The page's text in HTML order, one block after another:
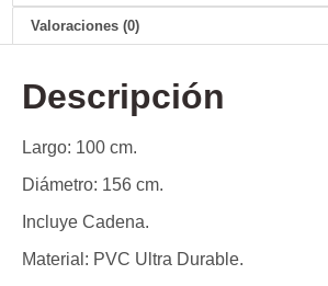
Valoraciones (0)
Descripción
Largo: 100 cm.
Diámetro: 156 cm.
Incluye Cadena.
Material: PVC Ultra Durable.